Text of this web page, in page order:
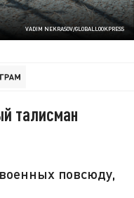
VADIM NEKRASOV/GLOBALLOOKPRESS
талисман
повсюду,